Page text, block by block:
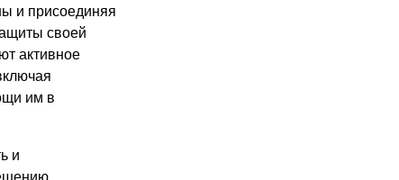
и присоединяя
своей
активное
им в
и